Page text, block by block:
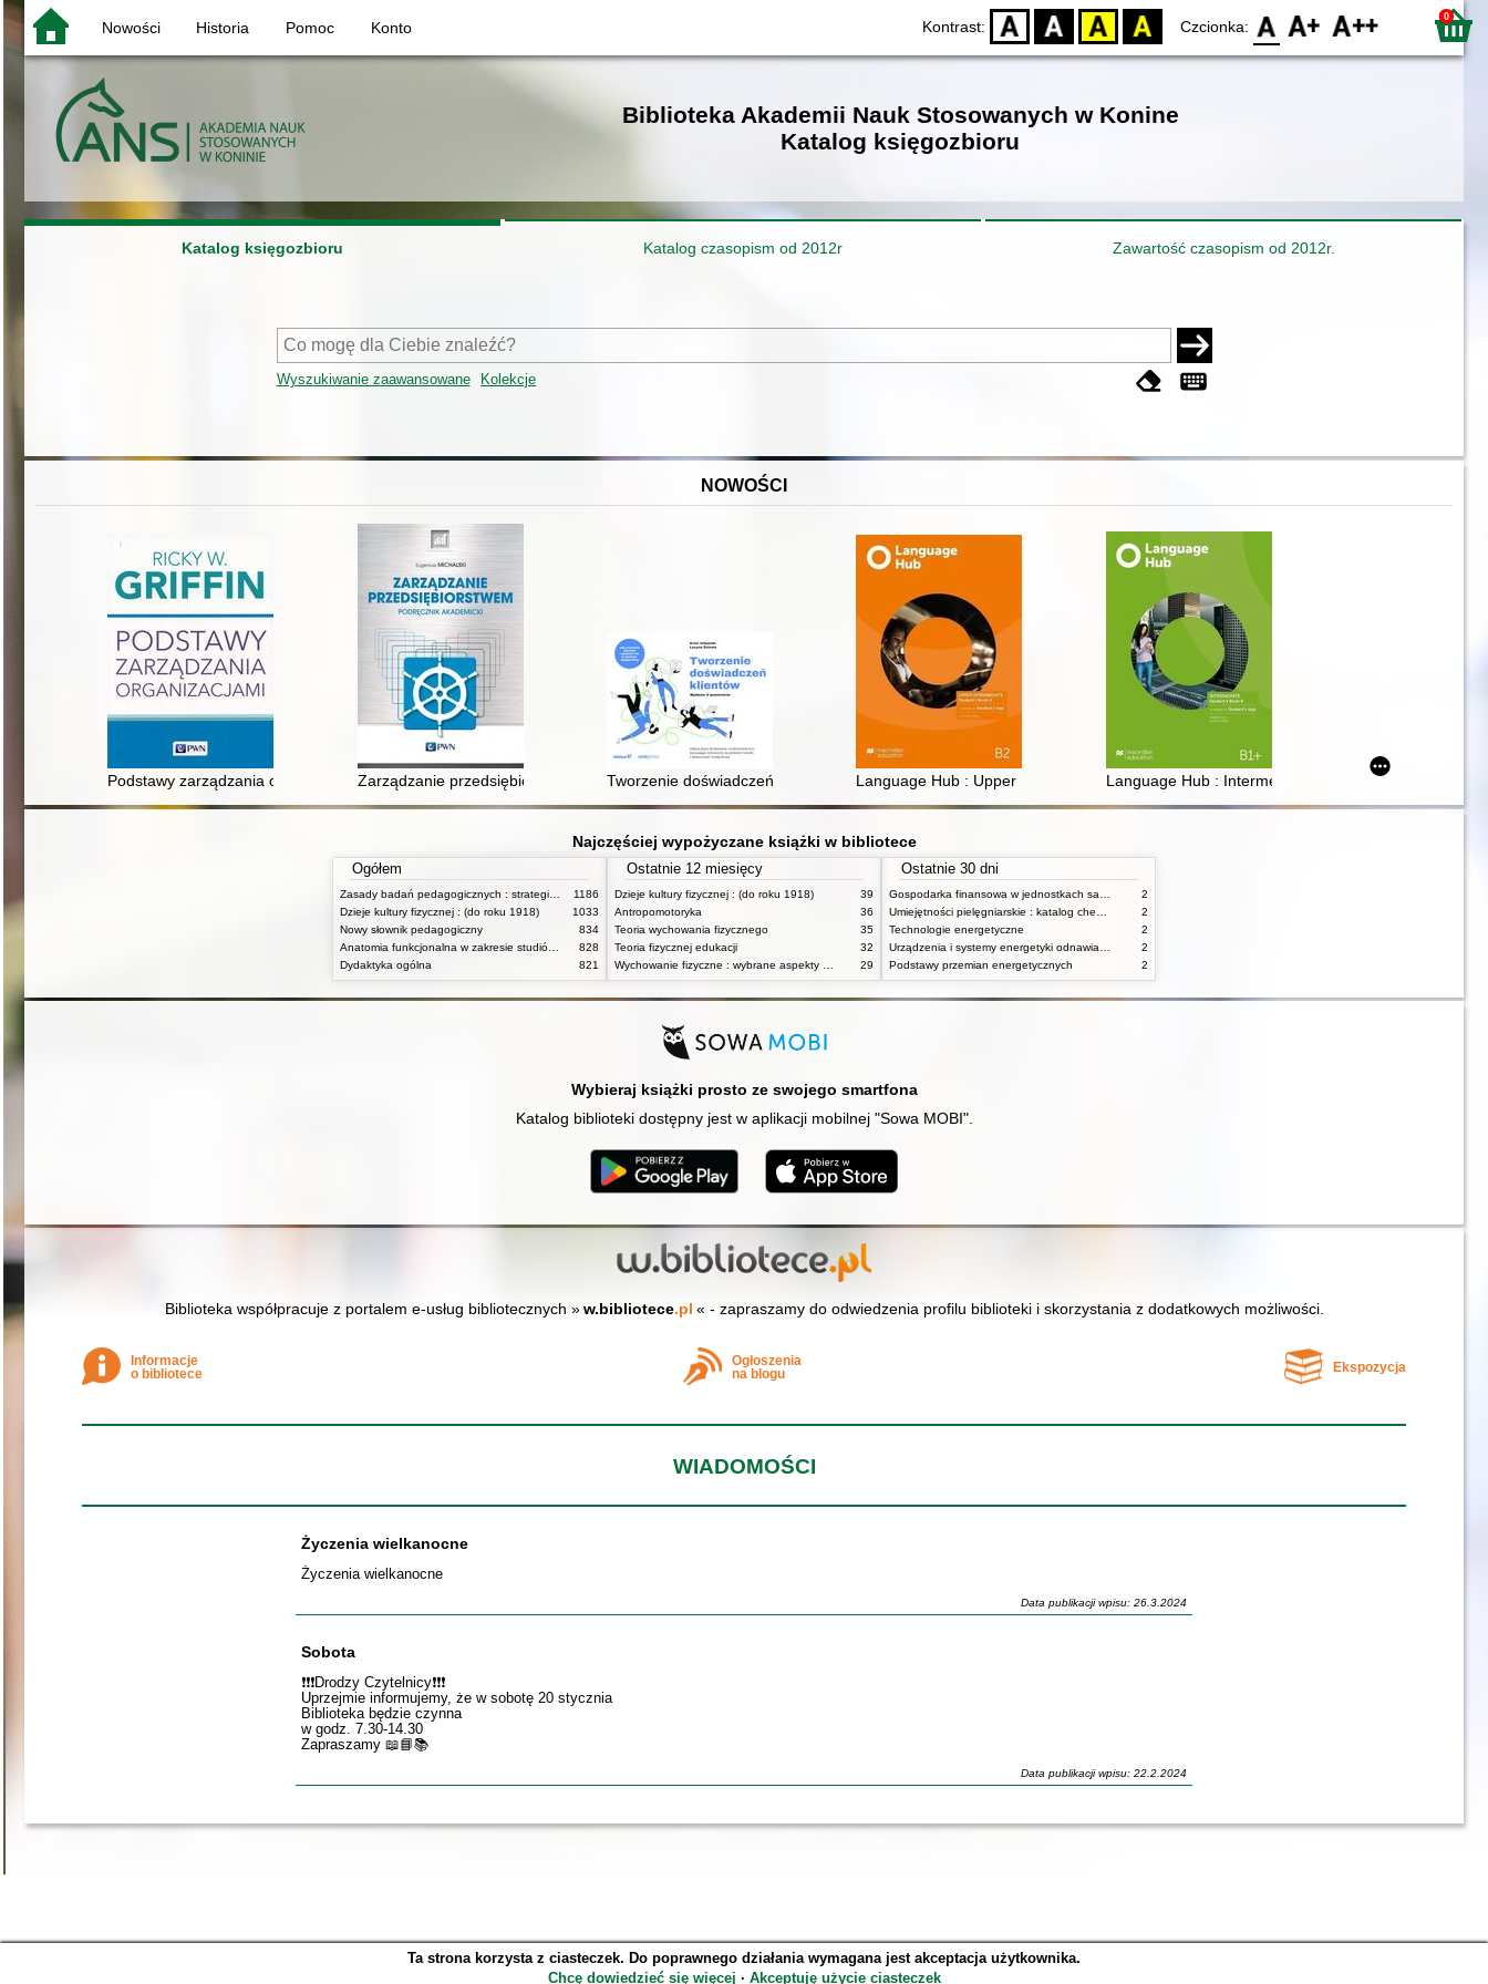
Nowości Historia Pomoc Konto Kontrast: D BW YB BY Czcionka: F0 F1 F2 0
Biblioteka Akademii Nauk Stosowanych w Konine
Katalog księgozbioru
Katalog księgozbioru Katalog czasopism od 2012r Zawartość czasopism od 2012r.
Wyszukiwanie zaawansowane Kolekcje
NOWOŚCI
Podstawy zarządzania organizacjamiZarządzanie przedsiębiorstwem : podręcznik akademicki
Tworzenie doświadczeń klientów Language Hub : Upper Intermediate : Student's Book A : B2Language Hub : Intermediate : Student's Book : B1+
Najczęściej wypożyczane książki w bibliotece
Ogółem
1186
Dzieje kultury fizycznej : (do roku 1918)
1033
Nowy słownik pedagogiczny
834
828
Dydaktyka ogólna
821
Ostatnie 12 miesięcy
Dzieje kultury fizycznej : (do roku 1918)
39
Antropomotoryka
36
Teoria wychowania fizycznego
35
Teoria fizycznej edukacji
32
29
Ostatnie 30 dni
2
2
Technologie energetyczne
2
2
Podstawy przemian energetycznych
2
Wybieraj książki prosto ze swojego smartfona
Katalog biblioteki dostępny jest w aplikacji mobilnej "Sowa MOBI".
Biblioteka współpracuje z portalem e-usług bibliotecznych » w.bibliotece.pl « - zapraszamy do odwiedzenia profilu biblioteki i skorzystania z dodatkowych możliwości.
Informacje
o bibliotece
Ogłoszenia
na blogu
Ekspozycja
WIADOMOŚCI
Życzenia wielkanocne
Życzenia wielkanocne
Data publikacji wpisu: 26.3.2024
Sobota
❗️❗️❗️Drodzy Czytelnicy❗️❗️❗️
Uprzejmie informujemy, że w sobotę 20 stycznia
Biblioteka będzie czynna
w godz. 7.30-14.30
Zapraszamy 📖📘📚
Data publikacji wpisu: 22.2.2024
SOWA OPAC v. 6.11.10 (2026-07-24)
Wygenerowano w 0,3838 s.
Ta strona korzysta z ciasteczek. Do poprawnego działania wymagana jest akceptacja użytkownika.
Chcę dowiedzieć się więcej ∙ Akceptuję użycie ciasteczek